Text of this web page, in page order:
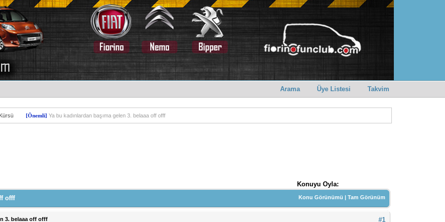
Arama Üye Listesi Takvim
[Önemli] Ya bu kadınlardan başıma gelen 3. belaaa off offf
Konuyu Oyla:
Konu Görünümü |Tam Görünüm
offf
#1
3. belaaa off offf